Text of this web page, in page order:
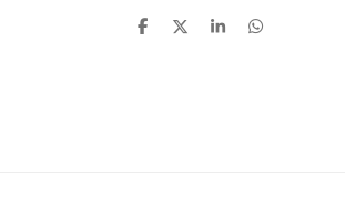
D
D
S
D